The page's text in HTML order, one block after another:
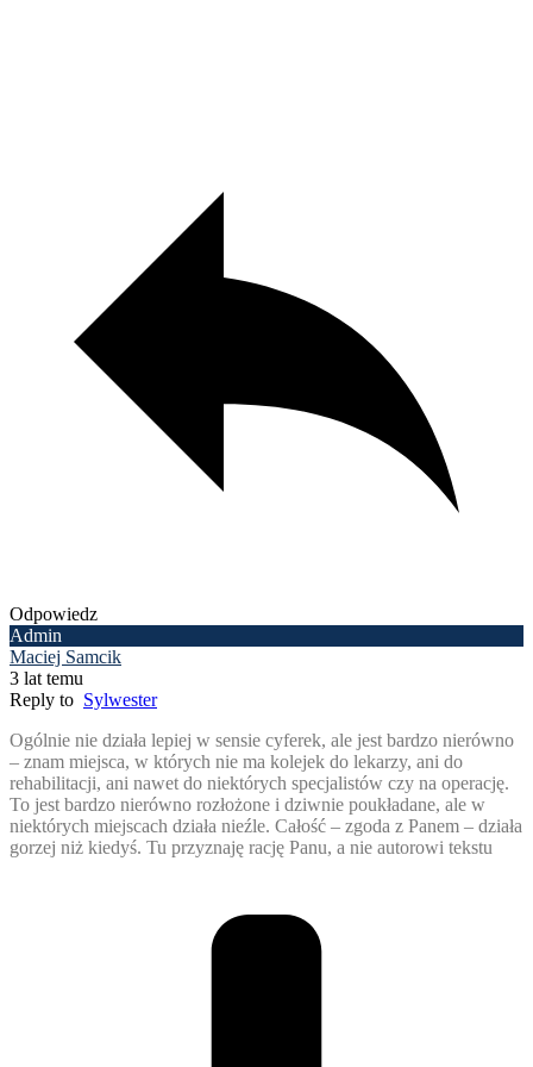
Odpowiedz
Admin
Maciej Samcik
3 lat temu
Reply to Sylwester
Ogólnie nie działa lepiej w sensie cyferek, ale jest bardzo nierówno
– znam miejsca, w których nie ma kolejek do lekarzy, ani do
rehabilitacji, ani nawet do niektórych specjalistów czy na operację.
To jest bardzo nierówno rozłożone i dziwnie poukładane, ale w
niektórych miejscach działa nieźle. Całość – zgoda z Panem – działa
gorzej niż kiedyś. Tu przyznaję rację Panu, a nie autorowi tekstu